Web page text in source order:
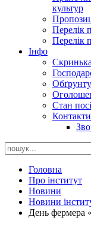
культур
Перелік
Перелік
Інфо
Стан
Контакти
Головна
Про інститут
Новини
Новини
День фермера